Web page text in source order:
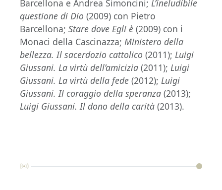
Barcellona e Andrea Simoncini; L’ineludibile
questione di Dio (2009) con Pietro
Barcellona; Stare dove Egli è (2009) con i
Monaci della Cascinazza; Ministero della
bellezza. Il sacerdozio cattolico (2011); Luigi
Giussani. La virtù dell’amicizia (2011); Luigi
Giussani. La virtù della fede (2012); Luigi
Giussani. Il coraggio della speranza (2013);
Luigi Giussani. Il dono della carità (2013).